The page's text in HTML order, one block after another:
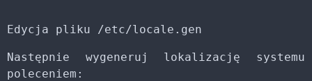
Edycja pliku /etc/locale.gen
Następnie wygeneruj lokalizację systemu
poleceniem: